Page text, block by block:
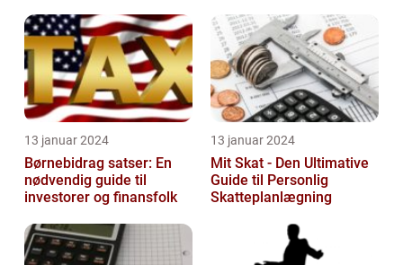
13 januar 2024
Børnebidrag satser: En
nødvendig guide til
investorer og finansfolk
13 januar 2024
Mit Skat - Den Ultimative
Guide til Personlig
Skatteplanlægning